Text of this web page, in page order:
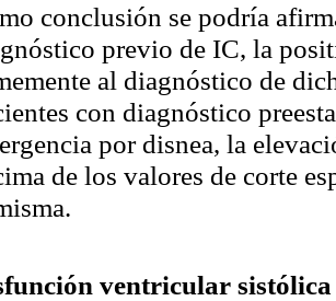
conclusión se podría
previo de IC, la
al diagnóstico de
con diagnóstico
por disnea, la
de los valores de corte
ventricular